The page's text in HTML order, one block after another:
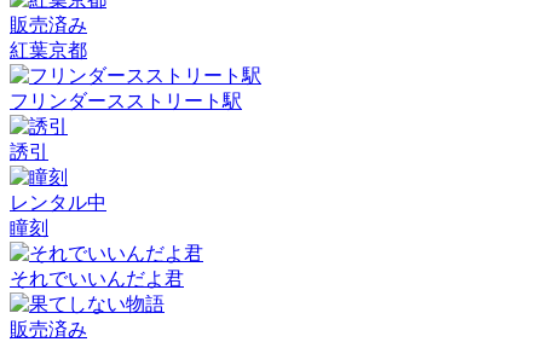
販売済み
紅葉京都
フリンダースストリート駅
誘引
レンタル中
瞳刻
それでいいんだよ君
販売済み